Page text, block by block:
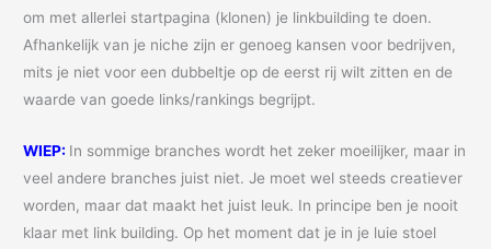
om met allerlei startpagina (klonen) je linkbuilding te doen.
Afhankelijk van je niche zijn er genoeg kansen voor bedrijven,
mits je niet voor een dubbeltje op de eerst rij wilt zitten en de
waarde van goede links/rankings begrijpt.
WIEP: In sommige branches wordt het zeker moeilijker, maar in
veel andere branches juist niet. Je moet wel steeds creatiever
worden, maar dat maakt het juist leuk. In principe ben je nooit
klaar met link building. Op het moment dat je in je luie stoel